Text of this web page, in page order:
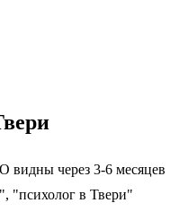
видны через 3-6 месяцев
"психолог в Твери"